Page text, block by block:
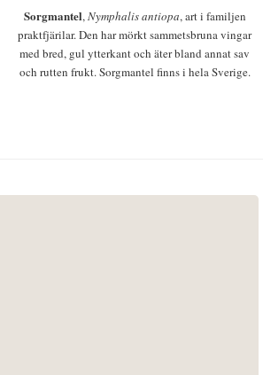
Sorgmantel,Nymphalis antiopa, art i familjen
praktfjärilar. Den har mörkt sammetsbruna vingar
med bred, gul ytterkant och äter bland annat sav
och rutten frukt. Sorgmantel finns i hela Sverige.